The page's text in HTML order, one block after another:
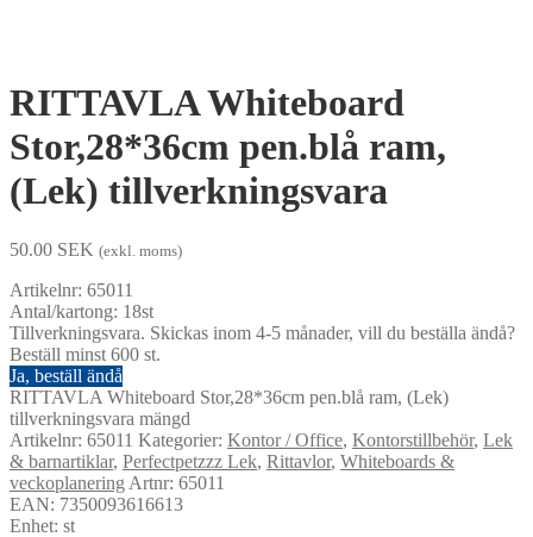
RITTAVLA Whiteboard
Stor,28*36cm pen.blå ram,
(Lek) tillverkningsvara
50.00 SEK (exkl. moms)
Artikelnr: 65011
Antal/kartong: 18st
Tillverkningsvara. Skickas inom 4-5 månader, vill du beställa ändå?
Beställ minst 600 st.
Ja, beställ ändå
RITTAVLA Whiteboard Stor,28*36cm pen.blå ram, (Lek)
tillverkningsvara mängd
Artikelnr: 65011 Kategorier: Kontor / Office, Kontorstillbehör, Lek
& barnartiklar, Perfectpetzzz Lek, Rittavlor, Whiteboards &
veckoplanering Artnr: 65011
EAN: 7350093616613
Enhet: st